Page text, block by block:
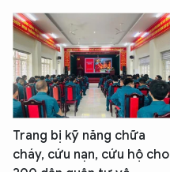
Trang bị kỹ năng chữa
cháy, cứu nạn, cứu hộ cho